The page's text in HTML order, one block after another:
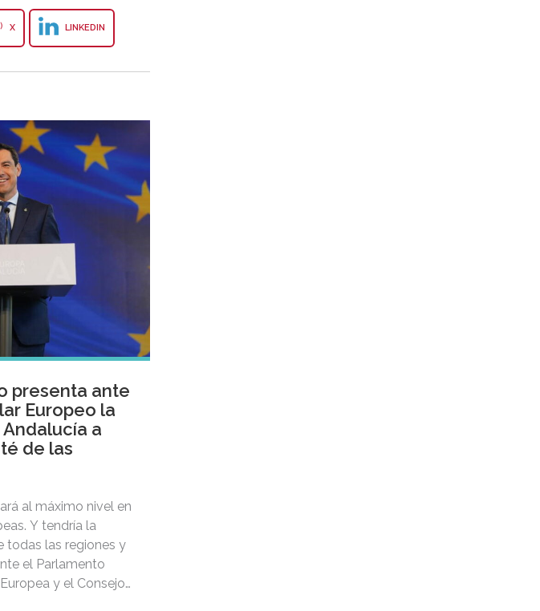
X LINKEDIN
presenta ante
Europeo la
a
de las
al máximo nivel en
la
todas las regiones y
el Parlamento
y el Consejo